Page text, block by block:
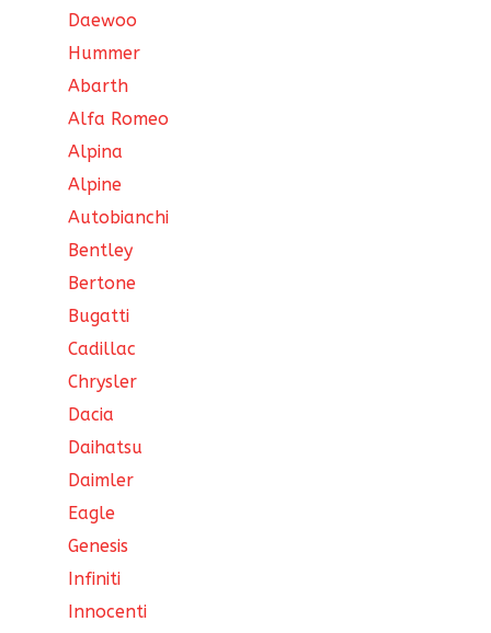
Daewoo
Hummer
Abarth
Alfa Romeo
Alpina
Alpine
Autobianchi
Bentley
Bertone
Bugatti
Cadillac
Chrysler
Dacia
Daihatsu
Daimler
Eagle
Genesis
Infiniti
Innocenti